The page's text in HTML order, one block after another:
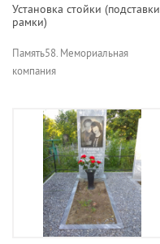
Установка стойки (подставки,
рамки)
Память58. Мемориальная
компания